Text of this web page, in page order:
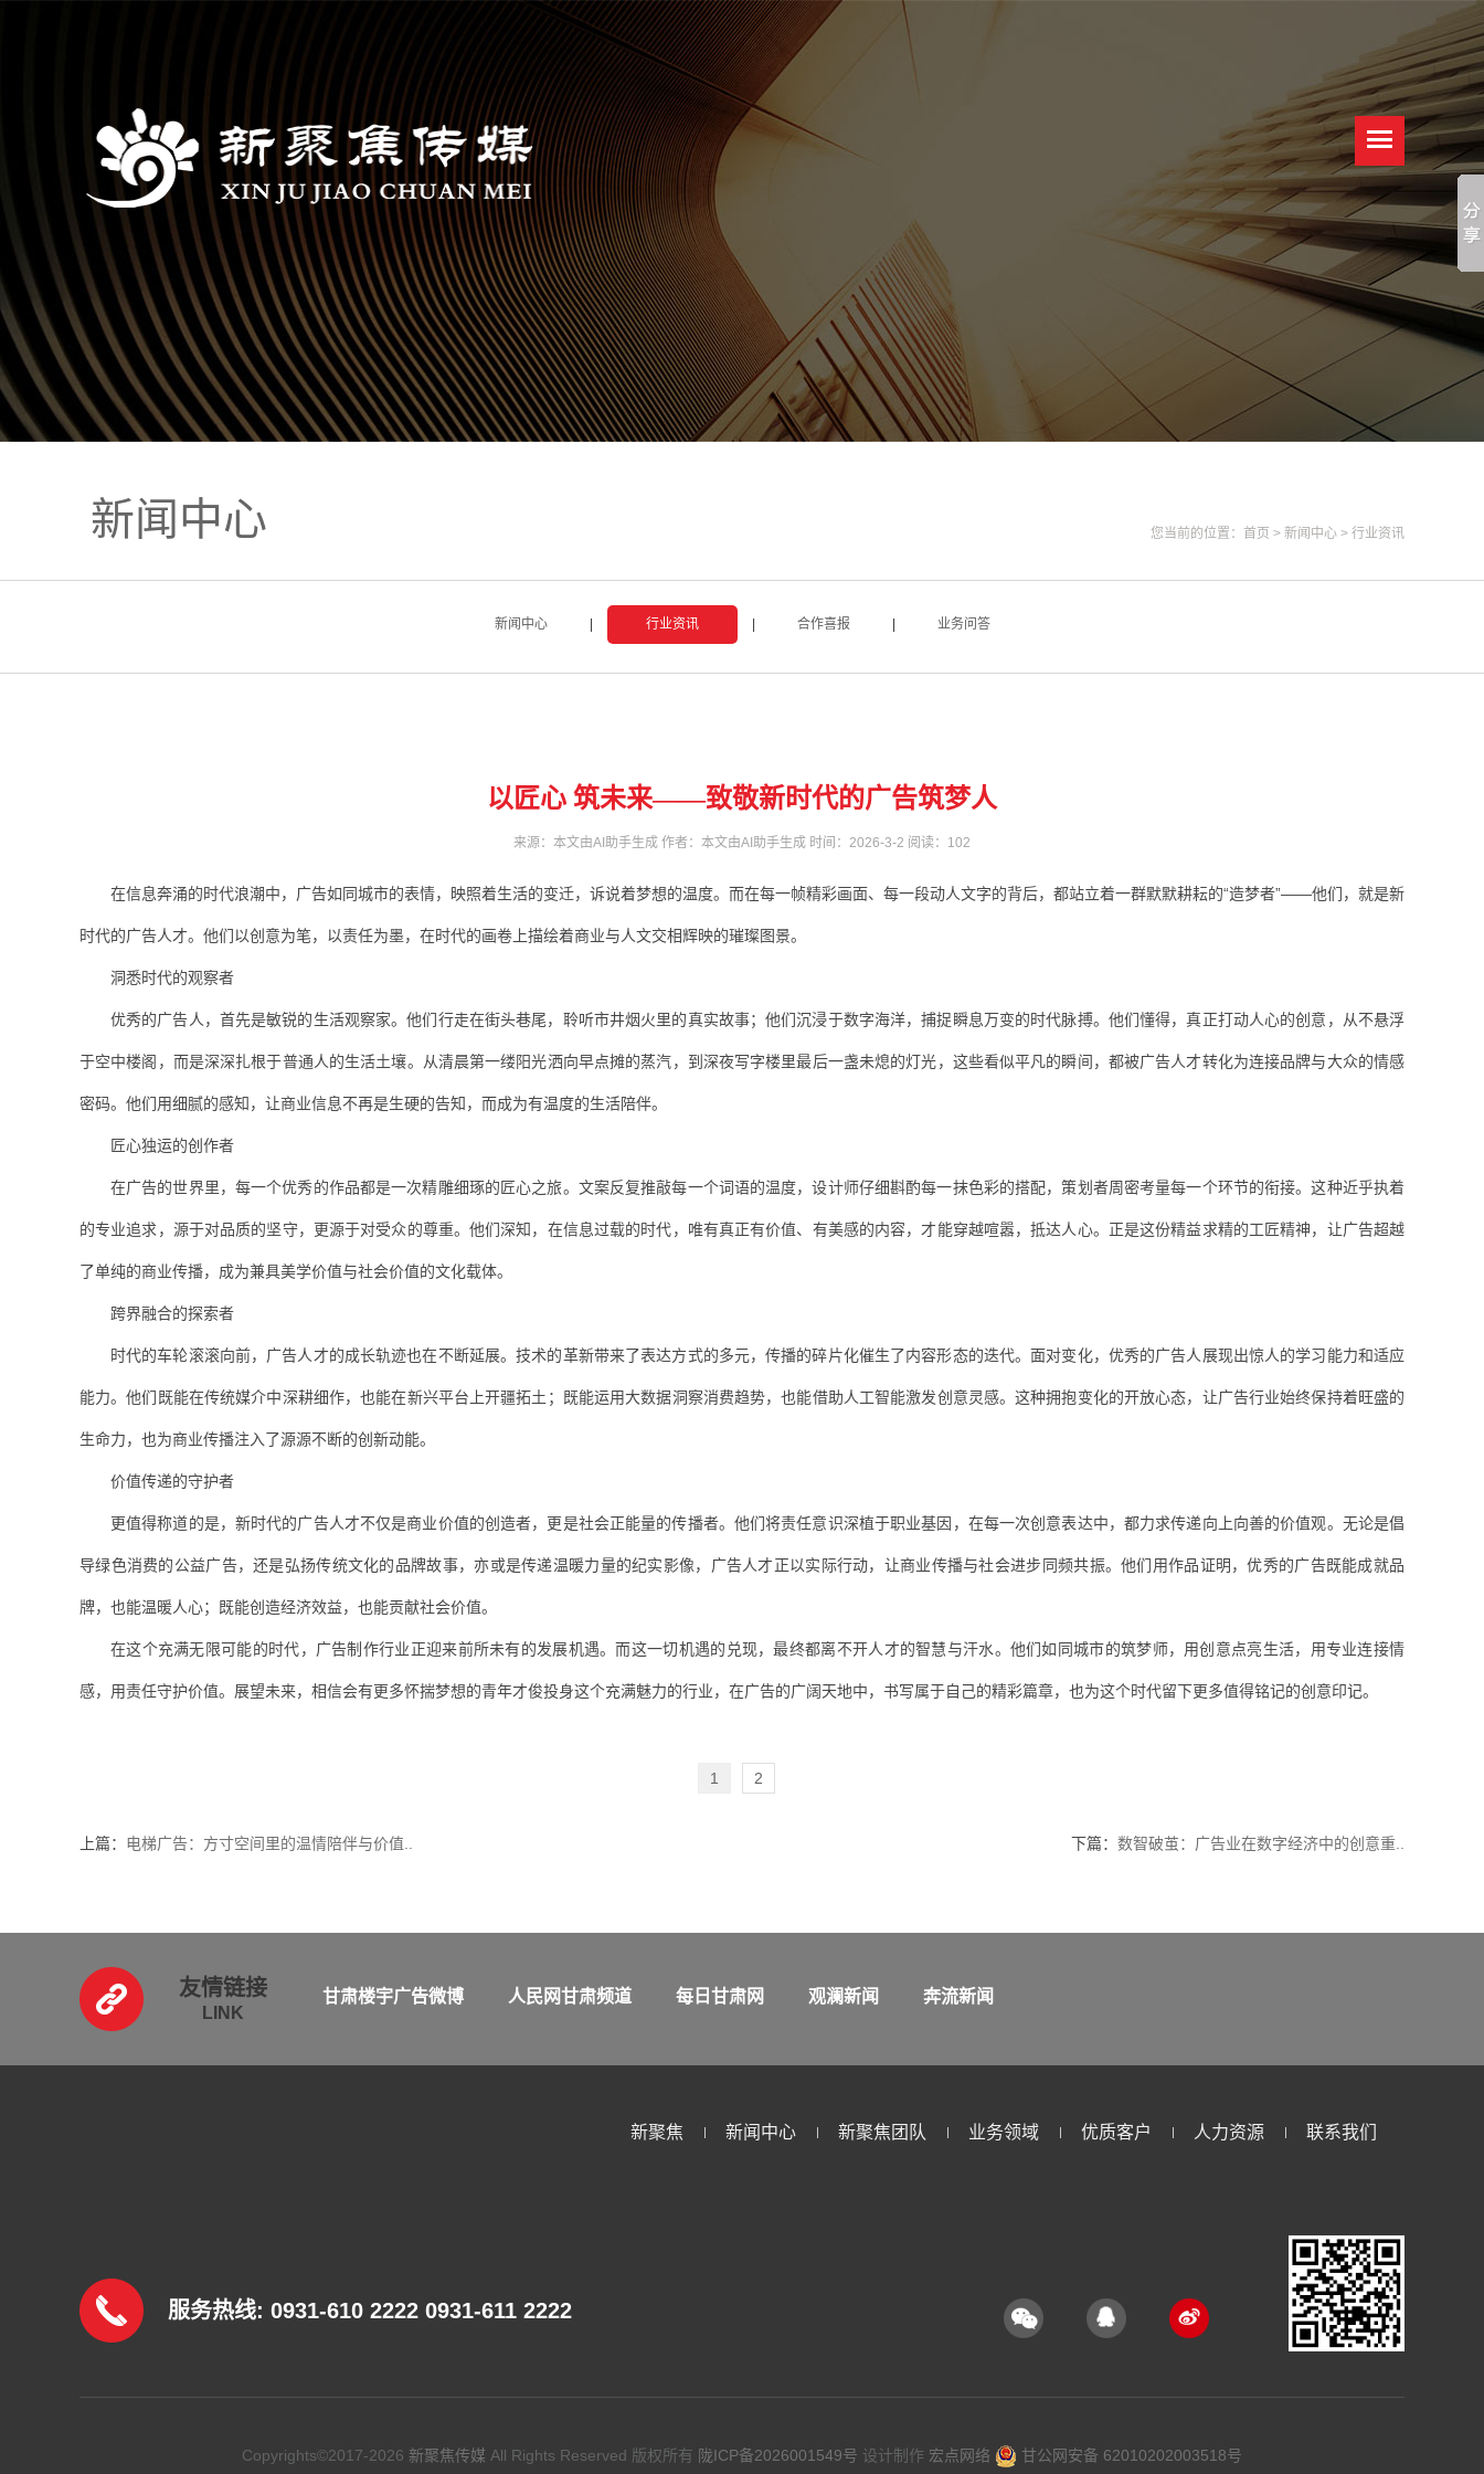
新闻中心 您当前的位置： 首页 > 新闻中心 > 行业资讯
新闻中心 行业资讯 合作喜报 业务问答
以匠心 筑未来——致敬新时代的广告筑梦人
来源：本文由AI助手生成 作者：本文由AI助手生成 时间：2026-3-2 阅读： 102
在信息奔涌的时代浪潮中，广告如同城市的表情，映照着生活的变迁，诉说着梦想的温度。而在每一帧精彩画面、每一段动人文字的背后，都站立着一群默默耕耘的“造梦者”——他们，就是新
时代的广告人才。他们以创意为笔，以责任为墨，在时代的画卷上描绘着商业与人文交相辉映的璀璨图景。
洞悉时代的观察者
优秀的广告人，首先是敏锐的生活观察家。他们行走在街头巷尾，聆听市井烟火里的真实故事；他们沉浸于数字海洋，捕捉瞬息万变的时代脉搏。他们懂得，真正打动人心的创意，从不悬浮
于空中楼阁，而是深深扎根于普通人的生活土壤。从清晨第一缕阳光洒向早点摊的蒸汽，到深夜写字楼里最后一盏未熄的灯光，这些看似平凡的瞬间，都被广告人才转化为连接品牌与大众的情感
密码。他们用细腻的感知，让商业信息不再是生硬的告知，而成为有温度的生活陪伴。
匠心独运的创作者
在广告的世界里，每一个优秀的作品都是一次精雕细琢的匠心之旅。文案反复推敲每一个词语的温度，设计师仔细斟酌每一抹色彩的搭配，策划者周密考量每一个环节的衔接。这种近乎执着
的专业追求，源于对品质的坚守，更源于对受众的尊重。他们深知，在信息过载的时代，唯有真正有价值、有美感的内容，才能穿越喧嚣，抵达人心。正是这份精益求精的工匠精神，让广告超越
了单纯的商业传播，成为兼具美学价值与社会价值的文化载体。
跨界融合的探索者
时代的车轮滚滚向前，广告人才的成长轨迹也在不断延展。技术的革新带来了表达方式的多元，传播的碎片化催生了内容形态的迭代。面对变化，优秀的广告人展现出惊人的学习能力和适应
能力。他们既能在传统媒介中深耕细作，也能在新兴平台上开疆拓土；既能运用大数据洞察消费趋势，也能借助人工智能激发创意灵感。这种拥抱变化的开放心态，让广告行业始终保持着旺盛的
生命力，也为商业传播注入了源源不断的创新动能。
价值传递的守护者
更值得称道的是，新时代的广告人才不仅是商业价值的创造者，更是社会正能量的传播者。他们将责任意识深植于职业基因，在每一次创意表达中，都力求传递向上向善的价值观。无论是倡
导绿色消费的公益广告，还是弘扬传统文化的品牌故事，亦或是传递温暖力量的纪实影像，广告人才正以实际行动，让商业传播与社会进步同频共振。他们用作品证明，优秀的广告既能成就品
牌，也能温暖人心；既能创造经济效益，也能贡献社会价值。
在这个充满无限可能的时代，广告制作行业正迎来前所未有的发展机遇。而这一切机遇的兑现，最终都离不开人才的智慧与汗水。他们如同城市的筑梦师，用创意点亮生活，用专业连接情
感，用责任守护价值。展望未来，相信会有更多怀揣梦想的青年才俊投身这个充满魅力的行业，在广告的广阔天地中，书写属于自己的精彩篇章，也为这个时代留下更多值得铭记的创意印记。
1 2
上篇： 电梯广告：方寸空间里的温情陪伴与价值.. 下篇： 数智破茧：广告业在数字经济中的创意重..
友情链接
LINK
甘肃楼宇广告微博 人民网甘肃频道 每日甘肃网 观澜新闻 奔流新闻
服务热线: 0931-610 2222 0931-611 2222
新聚焦 新闻中心 新聚焦团队 业务领域 优质客户 人力资源 联系我们
Copyrights©2017-2026 新聚焦传媒 All Rights Reserved 版权所有 陇ICP备2026001549号 设计制作 宏点网络 甘公网安备 62010202003518号